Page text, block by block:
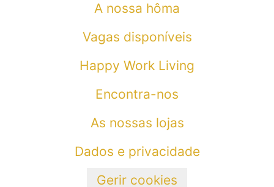
A nossa hôma
Vagas disponíveis
Happy Work Living
Encontra-nos
As nossas lojas
Dados e privacidade
Gerir cookies